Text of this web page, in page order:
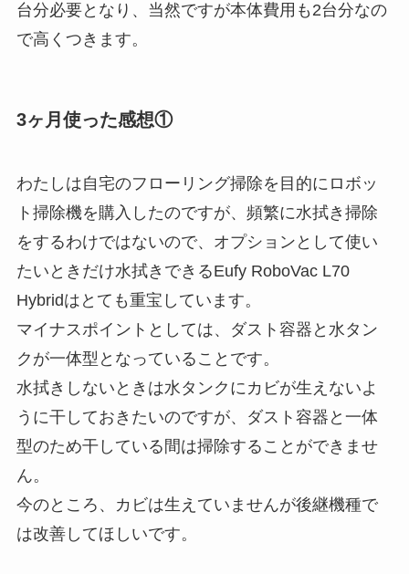
台分必要となり、当然ですが本体費用も2台分なの
で高くつきます。
3ヶ月使った感想①
わたしは自宅のフローリング掃除を目的にロボッ
ト掃除機を購入したのですが、頻繁に水拭き掃除
をするわけではないので、 オプションとして使い
たいときだけ水拭きできるEufy RoboVac L70
Hybridはとても重宝しています。
マイナスポイントとしては、ダスト容器と水タン
クが一体型となっていることです。
水拭きしないときは水タンクにカビが生えないよ
うに干しておきたいのですが、ダスト容器と一体
型のため干している間は掃除することができませ
ん。
今のところ、カビは生えていませんが後継機種で
は改善してほしいです。